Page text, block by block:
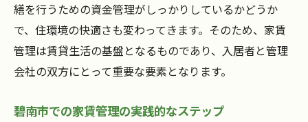
繕を行うための資金管理がしっかりしているかどうか
で、住環境の快適さも変わってきます。そのため、家賃
管理は賃貸生活の基盤となるものであり、入居者と管理
会社の双方にとって重要な要素となります。
碧南市での家賃管理の実践的なステップ